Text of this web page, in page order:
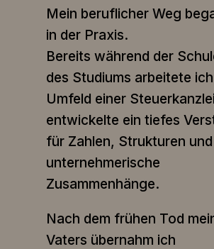
Mein beruflicher Weg
in der Praxis.
Bereits während der
des Studiums arbeitete
Umfeld einer
entwickelte ein tiefes
für Zahlen, Strukturen und
unternehmerische
Zusammenhänge.
Nach dem frühen Tod
Vaters übernahm ich